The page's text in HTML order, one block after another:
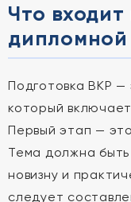
Что входит
Подготовка ВКР —
который
Первый этап —
Тема должна
новизну и
следует